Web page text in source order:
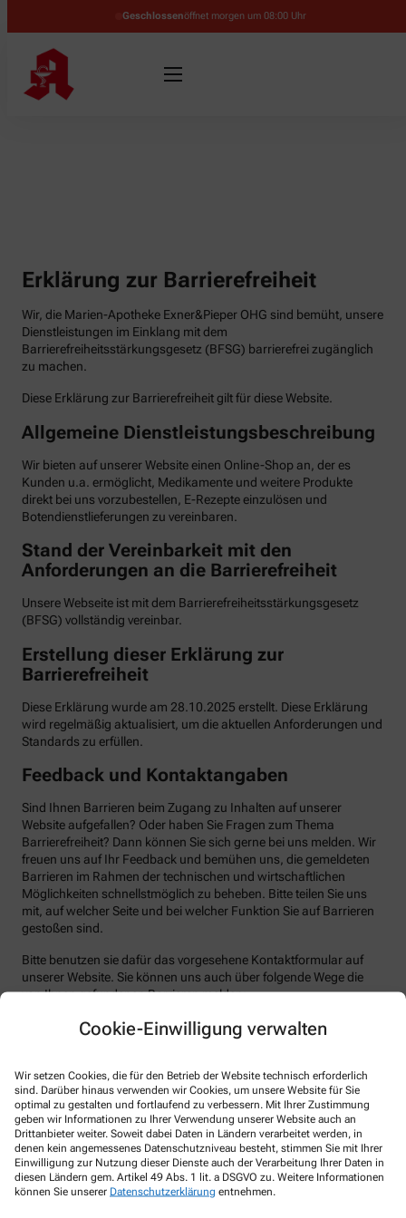
Cookie-Einwilligung verwalten
Wir setzen Cookies, die für den Betrieb der Website technisch erforderlich
sind. Darüber hinaus verwenden wir Cookies, um unsere Website für Sie
optimal zu gestalten und fortlaufend zu verbessern. Mit Ihrer Zustimmung
geben wir Informationen zu Ihrer Verwendung unserer Website auch an
Drittanbieter weiter. Soweit dabei Daten in Ländern verarbeitet werden, in
denen kein angemessenes Datenschutzniveau besteht, stimmen Sie mit Ihrer
Einwilligung zur Nutzung dieser Dienste auch der Verarbeitung Ihrer Daten in
diesen Ländern gem. Artikel 49 Abs. 1 lit. a DSGVO zu. Weitere Informationen
können Sie unserer Datenschutzerklärung entnehmen.
Geschlossenöffnet morgen um 08:00 Uhr
Erklärung zur Barrierefreiheit
Wir, die Marien-Apotheke Exner&Pieper OHG sind bemüht, unsere
Dienstleistungen im Einklang mit dem
Barrierefreiheitsstärkungsgesetz (BFSG) barrierefrei zugänglich
zu machen.
Diese Erklärung zur Barrierefreiheit gilt für diese Website.
Allgemeine Dienstleistungsbeschreibung
Wir bieten auf unserer Website einen Online-Shop an, der es
Kunden u.a. ermöglicht, Medikamente und weitere Produkte
direkt bei uns vorzubestellen, E-Rezepte einzulösen und
Botendienstlieferungen zu vereinbaren.
Stand der Vereinbarkeit mit den
Anforderungen an die Barrierefreiheit
Unsere Webseite ist mit dem Barrierefreiheitsstärkungsgesetz
(BFSG) vollständig vereinbar.
Erstellung dieser Erklärung zur
Barrierefreiheit
Diese Erklärung wurde am 28.10.2025 erstellt. Diese Erklärung
wird regelmäßig aktualisiert, um die aktuellen Anforderungen und
Standards zu erfüllen.
Feedback und Kontaktangaben
Sind Ihnen Barrieren beim Zugang zu Inhalten auf unserer
Website aufgefallen? Oder haben Sie Fragen zum Thema
Barrierefreiheit? Dann können Sie sich gerne bei uns melden. Wir
freuen uns auf Ihr Feedback und bemühen uns, die gemeldeten
Barrieren im Rahmen der technischen und wirtschaftlichen
Möglichkeiten schnellstmöglich zu beheben. Bitte teilen Sie uns
mit, auf welcher Seite und bei welcher Funktion Sie auf Barrieren
gestoßen sind.
Bitte benutzen sie dafür das vorgesehene Kontaktformular auf
unserer Website. Sie können uns auch über folgende Wege die
von Ihnen gefundenen Barrieren melden:
E-Mail: info@marien-apotheke-glehn.de
Telefax: 0218250711
Postanschrift: Bachstr. 11 41352 Korschenbroich
Durchsetzungsverfahren und
Marktüberwachungsbehörde
Sollten Sie auf Mitteilungen oder Anfragen zur Barrierefreiheit